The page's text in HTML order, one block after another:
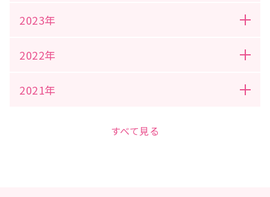
2023年
2022年
2021年
すべて見る